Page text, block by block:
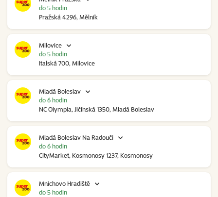
Pražská 4296, Mělník
do 5 hodin
Milovice
Italská 700, Milovice
do 5 hodin
Mladá Boleslav
NC Olympia, Jičínská 1350, Mladá Boleslav
do 6 hodin
Mladá Boleslav Na Radouči
CityMarket, Kosmonosy 1237, Kosmonosy
do 6 hodin
Mnichovo Hradiště
do 5 hodin